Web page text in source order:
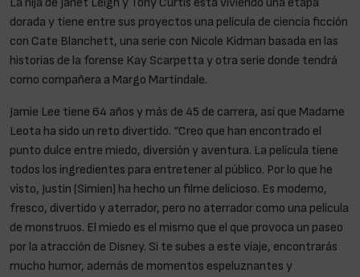
dorada y tiene entre sus proyectos una película de ciencia ficción
con Cate Blanchett, una serie con Nicole Kidman basada en las
historias de la forense Kay Scarpetta y otra serie donde tendrá
como compañera a Margo Martindale.
Jamie Lee tiene 64 años y más de 45 de carrera, así que Madame
Leota ha sido un reto divertido. “Creo que han encontrado el
punto dulce entre miedo, diversión y aventura. La película tiene
todos los ingredientes para entretener al público. Por lo que he
visto, Justin (Simien) ha hecho un filme delicioso. Es moderno,
fresco, divertido y aterrador, pero no aterrador como una película
de monstruos. El miedo es el mismo que el que provoca un paseo
por la atracción de Disney. Si te subes a este viaje, encontrarás
mucho humor, además de momentos espeluznantes y